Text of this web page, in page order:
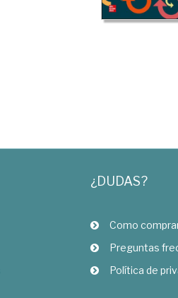
¿DUDAS?
Como
Preguntas
Política de